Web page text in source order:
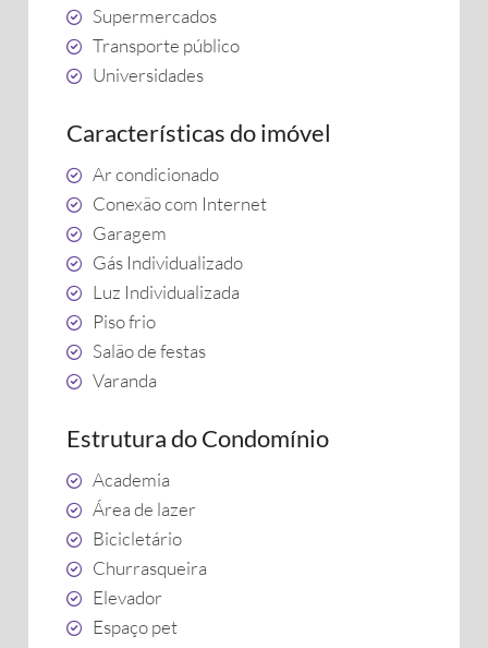
Supermercados
Transporte público
Universidades
Características do imóvel
Ar condicionado
Conexão com Internet
Garagem
Gás Individualizado
Luz Individualizada
Piso frio
Salão de festas
Varanda
Estrutura do Condomínio
Academia
Área de lazer
Bicicletário
Churrasqueira
Elevador
Espaço pet